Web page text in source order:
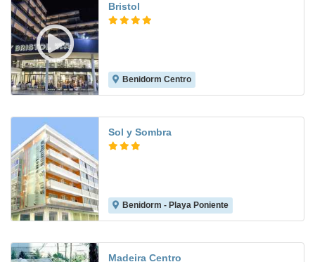
Bristol
Benidorm Centro
Sol y Sombra
Benidorm - Playa Poniente
Madeira Centro